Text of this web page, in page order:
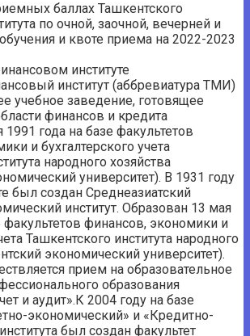
баллах Ташкентского
по очной, заочной, вечерней и
и квоте приема на 2022-2023
институте
институт (аббревиатура ТМИ)
учебное заведение, готовящее
финансов и кредита
года на базе факультетов
и бухгалтерского учета
народного хозяйства
университет). В 1931 году
был создан Среднеазиатский
институт. Образован 13 мая
факультетов финансов, экономики и
Ташкентского института народного
экономический университет).
прием на образовательное
образования
и аудит».К 2004 году на базе
экономический» и «Кредитно-
был создан факультет